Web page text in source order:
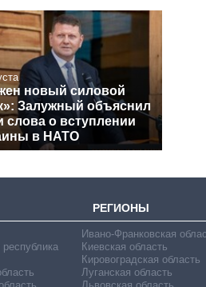
новый силовой
Залужный объяснил
слова о вступлении
в НАТО
РЕГИОНЫ
Ивано-Франковская
Киевская область
Кировоградская область
Луганская область